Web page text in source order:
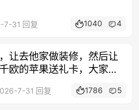
7-31 回复 1040 4
让去他家做装修，然后让
欧的苹果送礼卡，大家不
7-31 回复 1786 5